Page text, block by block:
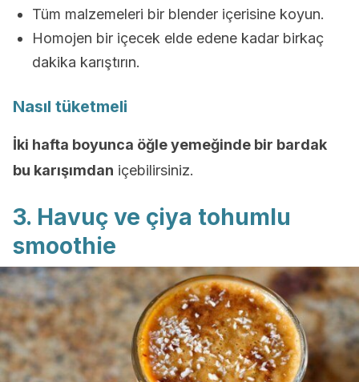
Tüm malzemeleri bir blender içerisine koyun.
Homojen bir içecek elde edene kadar birkaç
dakika karıştırın.
Nasıl tüketmeli
İki hafta boyunca öğle yemeğinde bir bardak
bu karışımdan içebilirsiniz.
3. Havuç ve çiya tohumlu
smoothie